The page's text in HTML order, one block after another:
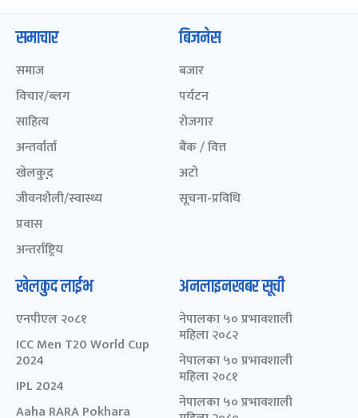
समाचार
समाज
विचार/ब्लग
साहित्य
अन्तर्वार्ता
खेलकुद़़
जीवनशैली/स्वास्थ्य
प्रवास
अन्तर्राष्ट्रिय
बिजनेस
बजार
पर्यटन
रोजगार
बैंक / वित्त
अटो
सूचना-प्रविधि
खेलकुद लाईभ
एनपीएल २०८१
ICC Men T20 World Cup
2024
IPL 2024
Aaha RARA Pokhara
अनलाइनखबर सूची
नेपालका ५० प्रभावशाली
महिला २०८२
नेपालका ५० प्रभावशाली
महिला २०८१
नेपालका ५० प्रभावशाली